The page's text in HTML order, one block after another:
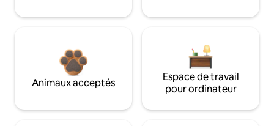
Animaux acceptés
Espace de travail
pour ordinateur